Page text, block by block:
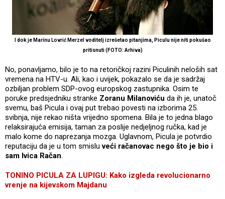
I dok je Marinu Lovrić Merzel voditelj izrešetao pitanjima, Piculu nije niti pokušao
pritisnuti (FOTO: Arhiva)
No, ponavljamo, bilo je to na retoričkoj razini Piculinih neloših sat
vremena na HTV-u. Ali, kao i uvijek, pokazalo se da je sadržaj
ozbiljan problem SDP-ovog europskog zastupnika. Osim te
poruke predsjedniku stranke Zoranu Milanoviću da ih je, unatoč
svemu, baš Picula i ovaj put trebao povesti na izborima 25.
svibnja, nije rekao ništa vrijedno spomena. Bila je to jedna blago
relaksirajuća emisija, taman za poslije nedjeljnog ručka, kad je
malo kome do naprezanja mozga. Uglavnom, Picula je potvrdio
reputaciju da je u tom smisluveći račanovac nego što je bio i
sam Ivica Račan.
TONINO PICULA ZA LUPIGU: Kako izgleda revolucionarno
vrenje na kijevskom Majdanu